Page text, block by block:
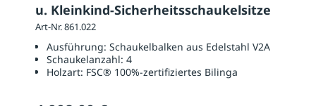
u. Kleinkind-Sicherheitsschaukelsitze
Art-Nr. 861.022
Ausführung: Schaukelbalken aus Edelstahl V2A
Schaukelanzahl: 4
Holzart: FSC® 100%-zertifiziertes Bilinga